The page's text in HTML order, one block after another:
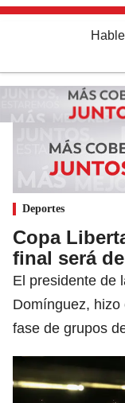
Deportes
Copa
final será
El presidente de
Domínguez, hizo
fase de grupos